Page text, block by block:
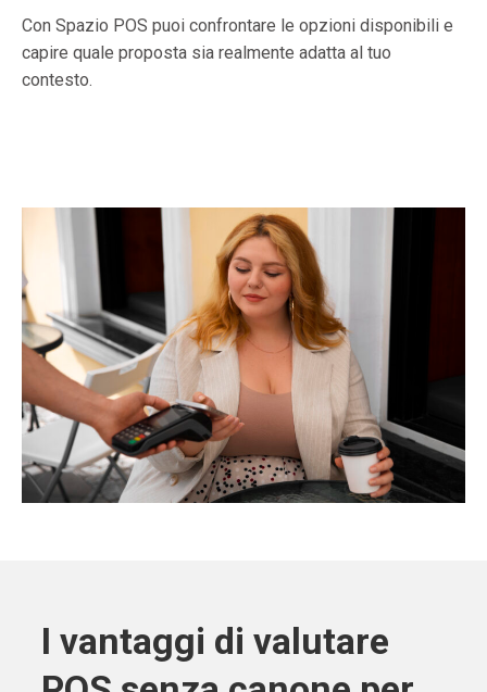
Con Spazio POS puoi confrontare le opzioni disponibili e
capire quale proposta sia realmente adatta al tuo
contesto.
I vantaggi di valutare